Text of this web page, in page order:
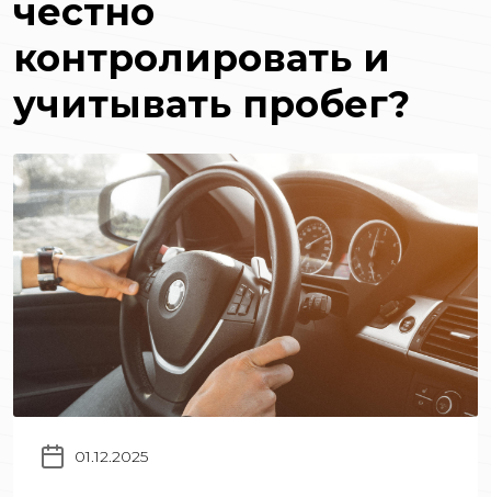
честно
контролировать и
учитывать пробег?
01.12.2025